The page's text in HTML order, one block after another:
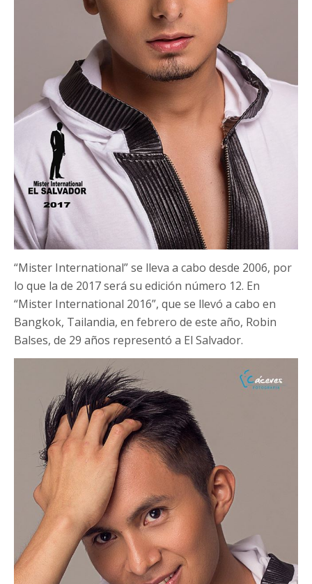
“Mister International” se lleva a cabo desde 2006, por
lo que la de 2017 será su edición número 12. En
“Mister International 2016”, que se llevó a cabo en
Bangkok, Tailandia, en febrero de este año, Robin
Balses, de 29 años representó a El Salvador.